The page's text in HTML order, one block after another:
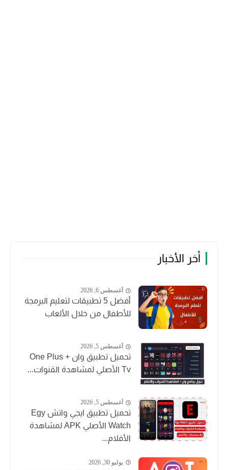
أخر الأخبار
أغسطس 6, 2026
أفضل 5 تطبيقات لتعليم البرمجة
للأطفال من خلال الألعاب
أغسطس 5, 2026
تحميل تطبيق وان + One Plus
Tv الأصلي لمشاهدة القنوات...
أغسطس 5, 2026
تحميل تطبيق ايجي واتش Egy
Watch الأصلي APK لمشاهدة
الأفلام...
يوليو 30, 2026